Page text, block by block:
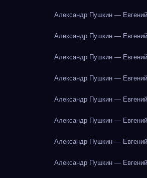
Александр Пушкин —
Александр Пушкин —
Александр Пушкин —
Александр Пушкин —
Александр Пушкин —
Александр Пушкин —
Александр Пушкин —
Александр Пушкин —